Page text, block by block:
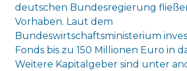
deutschen Bundesregierung
Vorhaben. Laut dem
Bundeswirtschaftsministerium
Fonds bis zu 150 Millionen Euro in
Weitere Kapitalgeber sind unter